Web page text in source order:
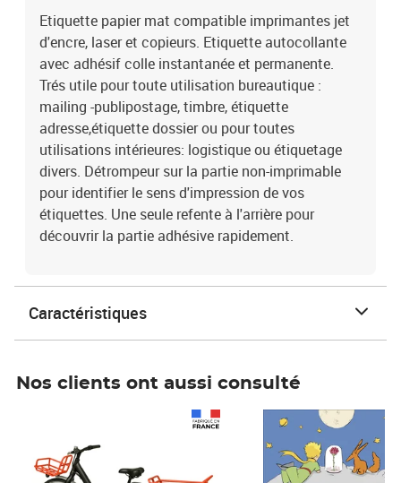
Etiquette papier mat compatible imprimantes jet
d'encre, laser et copieurs. Etiquette autocollante
avec adhésif colle instantanée et permanente.
Trés utile pour toute utilisation bureautique :
mailing -publipostage, timbre, étiquette
adresse,étiquette dossier ou pour toutes
utilisations intérieures: logistique ou étiquetage
divers. Détrompeur sur la partie non-imprimable
pour identifier le sens d'impression de vos
étiquettes. Une seule refente à l'arrière pour
découvrir la partie adhésive rapidement.
Caractéristiques
Nos clients ont aussi consulté
Prix 7,50€